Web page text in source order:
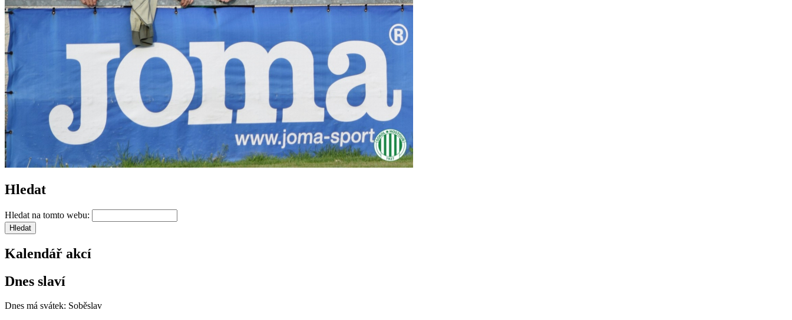
Hledat
Hledat na tomto webu:
Kalendář akcí
Dnes slaví
Dnes má svátek: Soběslav